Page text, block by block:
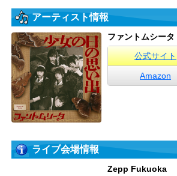
アーティスト情報
ファントムシータ
公式サイト
Amazon
ライブ会場情報
Zepp Fukuoka